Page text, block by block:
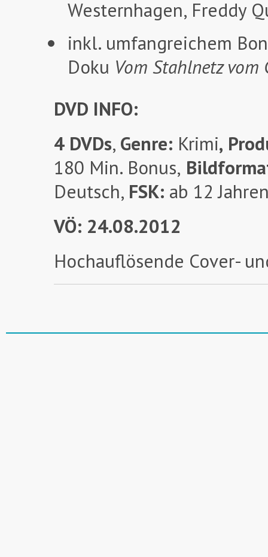
Westernhagen, Freddy
inkl. umfangreichem
Doku Vom Stahlnetz vom
DVD INFO:
4 DVDs, Genre: Krimi,
180 Min. Bonus,
Deutsch, FSK: ab 12
VÖ: 24.08.2012
Hochauflösende Cover-